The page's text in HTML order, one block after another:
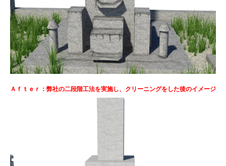
Ａｆｔｅｒ：弊社の二段階工法を実施し、クリーニングをした後のイメージ